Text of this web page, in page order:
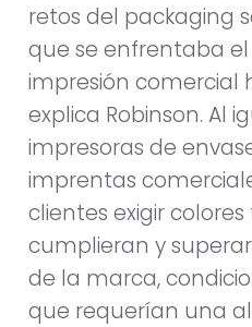
retos del packaging
que se enfrentaba
impresión comercial
explica Robinson. Al
impresoras de
imprentas
clientes exigir
cumplieran y
de la marca,
que requerían una